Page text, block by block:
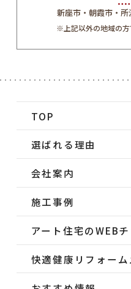
新座市・朝霞市・
※上記以外の地域の方
TOP
選ばれる理由
会社案内
施工事例
アート住宅のWEB
快適健康リフォーム